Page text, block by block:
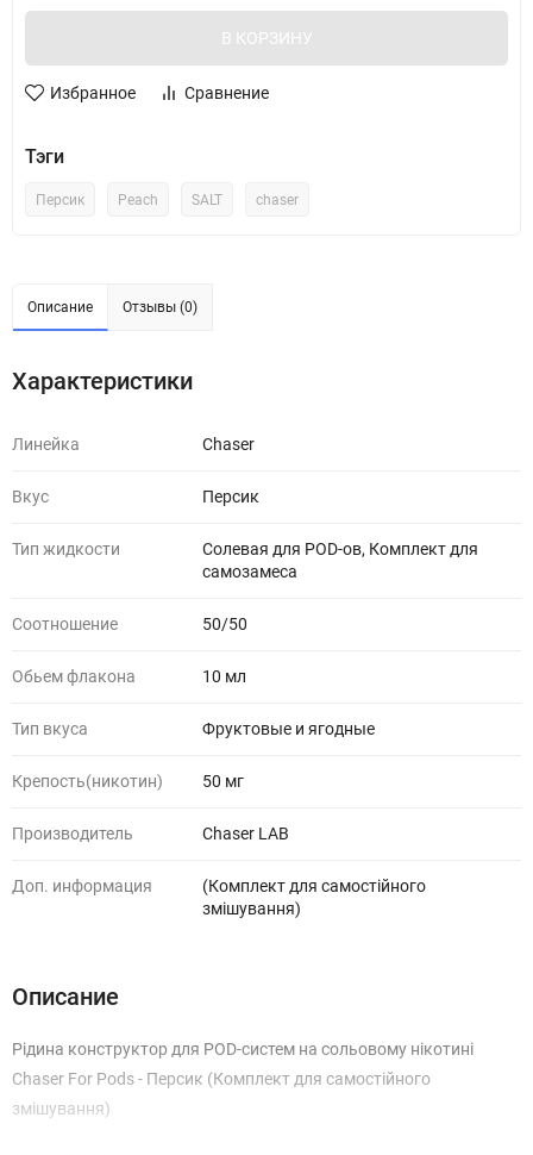
В КОРЗИНУ
Избранное Сравнение
Тэги
Персик Peach SALT chaser
Описание Отзывы (0)
Характеристики
Линейка Chaser
Вкус Персик
Тип жидкости
Солевая для POD-ов, Комплект для
самозамеса
Соотношение 50/50
Обьем флакона 10 мл
Тип вкуса Фруктовые и ягодные
Крепость(никотин) 50 мг
Производитель Chaser LAB
Доп. информация
(Комплект для самостійного
змішування)
Описание
Рідина конструктор для POD-систем на сольовому нікотині
Chaser For Pods - Персик (Комплект для самостійного
змішування)